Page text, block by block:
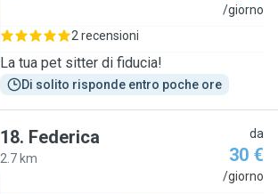
/giorno
2 recensioni
La tua pet sitter di fiducia!
Di solito risponde entro poche ore
18. Federica
2.7 km
da
30 €
/giorno